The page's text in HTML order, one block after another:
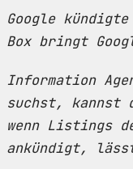
Google
Box bringt
Information
suchst, kannst
wenn Listings
ankündigt,